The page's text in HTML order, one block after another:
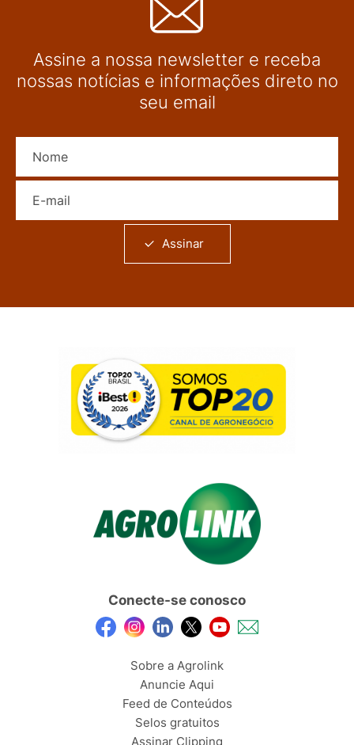
Assine a nossa newsletter e receba
nossas notícias e informações direto no
seu email
Assinar
Conecte-se conosco
Sobre a Agrolink
Anuncie Aqui
Feed de Conteúdos
Selos gratuitos
Assinar Clipping